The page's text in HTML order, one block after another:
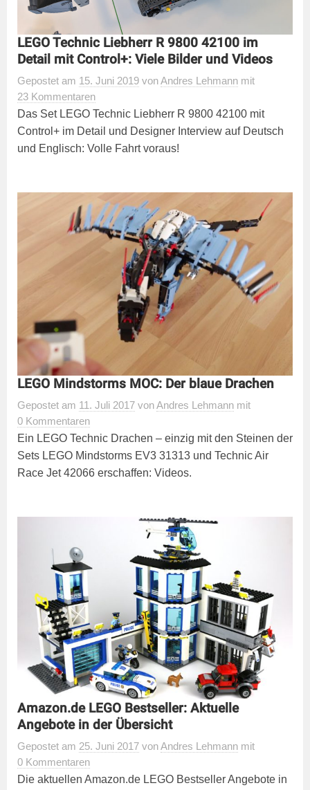
LEGO Technic Liebherr R 9800 42100 im
Detail mit Control+: Viele Bilder und Videos
Gepostet am 15. Juni 2019 vonAndres Lehmann mit
23 Kommentaren
Das Set LEGO Technic Liebherr R 9800 42100 mit
Control+ im Detail und Designer Interview auf Deutsch
und Englisch: Volle Fahrt voraus!
‎LEGO Mindstorms MOC: Der blaue Drachen
Gepostet am 11. Juli 2017 vonAndres Lehmann mit
0 Kommentaren
Ein LEGO Technic Drachen – einzig mit den Steinen der
Sets LEGO Mindstorms EV3 31313 und Technic Air
Race Jet 42066 erschaffen: Videos.
Amazon.de LEGO Bestseller: Aktuelle
Angebote in der Übersicht
Gepostet am 25. Juni 2017 vonAndres Lehmann mit
0 Kommentaren
Die aktuellen Amazon.de LEGO Bestseller Angebote in